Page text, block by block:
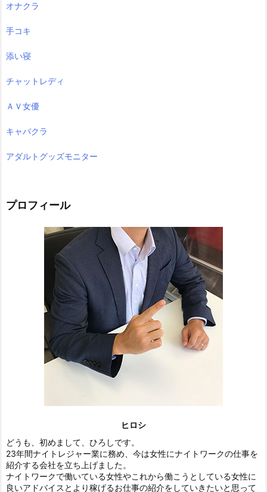
オナクラ
手コキ
添い寝
チャットレディ
ＡＶ女優
キャバクラ
アダルトグッズモニター
プロフィール
ヒロシ
どうも、初めまして、ひろしです。
23年間ナイトレジャー業に務め、今は女性にナイトワークの仕事を
紹介する会社を立ち上げました。
ナイトワークで働いている女性やこれから働こうとしている女性に
良いアドバイスとより稼げるお仕事の紹介をしていきたいと思って